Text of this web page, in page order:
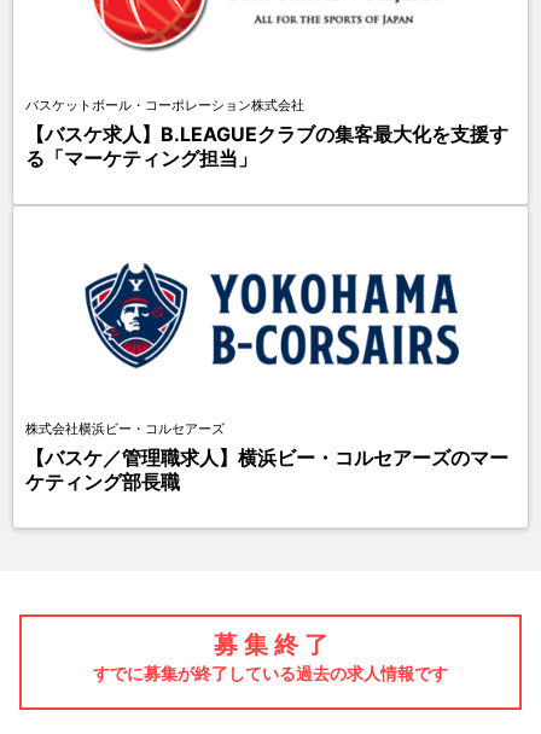
バスケットボール・コーポレーション株式会社
【バスケ求人】B.LEAGUEクラブの集客最大化を支援す
る「マーケティング担当」
株式会社横浜ビー・コルセアーズ
【バスケ／管理職求人】横浜ビー・コルセアーズのマー
ケティング部長職
募 集 終 了
すでに募集が終了している過去の求人情報です